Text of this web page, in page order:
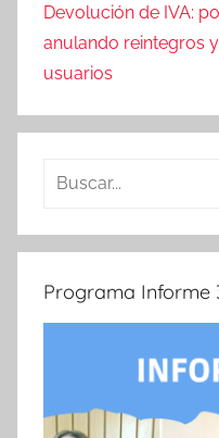
Devolución de IVA:
anulando reintegros
usuarios
Buscar:
Programa Informe